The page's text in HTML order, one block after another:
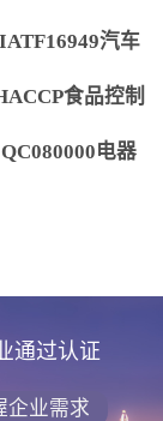
IATF16949汽车
食品控制
QC080000电器
通过认证
企业需求